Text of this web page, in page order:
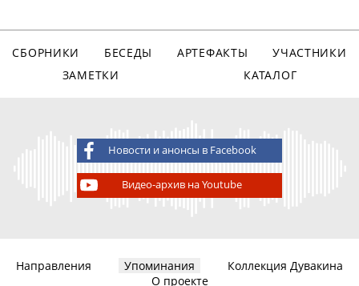
СБОРНИКИ БЕСЕДЫ АРТЕФАКТЫ
УЧАСТНИКИ
ЗАМЕТКИ
КАТАЛОГ
Новости и анонсы в Facebook
Видео-архив на Youtube
Направления Упоминания
Коллекция Дувакина
О проекте